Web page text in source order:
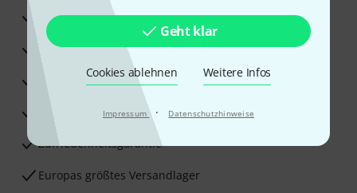
Geht klar
Cookies ablehnen Weitere Infos
Impressum · Datenschutzhinweise
3 Jahre Thomann Garantie
30 Tage Money-Back-Garantie
Reparaturservice
Beratung durch Fachexperten
Zufriedenheitsgarantie
Europas größtes Versandlager